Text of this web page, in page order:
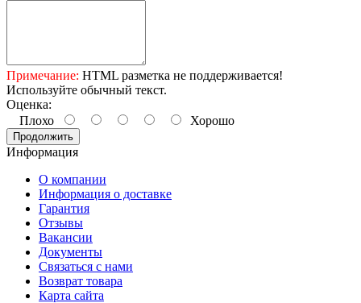
Примечание: HTML разметка не поддерживается!
Используйте обычный текст.
Оценка:
Плохо
Хорошо
Продолжить
Информация
О компании
Информация о доставке
Гарантия
Отзывы
Вакансии
Документы
Связаться с нами
Возврат товара
Карта сайта